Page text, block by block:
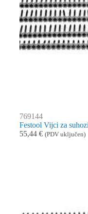
769144
Festool Vijci za
55,44 € (PDV uključen)